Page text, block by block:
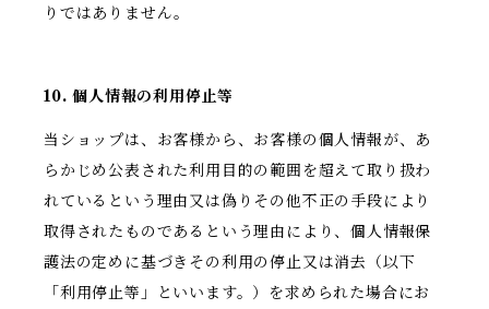
りではありません。
10. 個人情報の利用停止等
当ショップは、お客様から、お客様の個人情報が、あ
らかじめ公表された利用目的の範囲を超えて取り扱わ
れているという理由又は偽りその他不正の手段により
取得されたものであるという理由により、個人情報保
護法の定めに基づきその利用の停止又は消去（以下
「利用停止等」といいます。）を求められた場合にお